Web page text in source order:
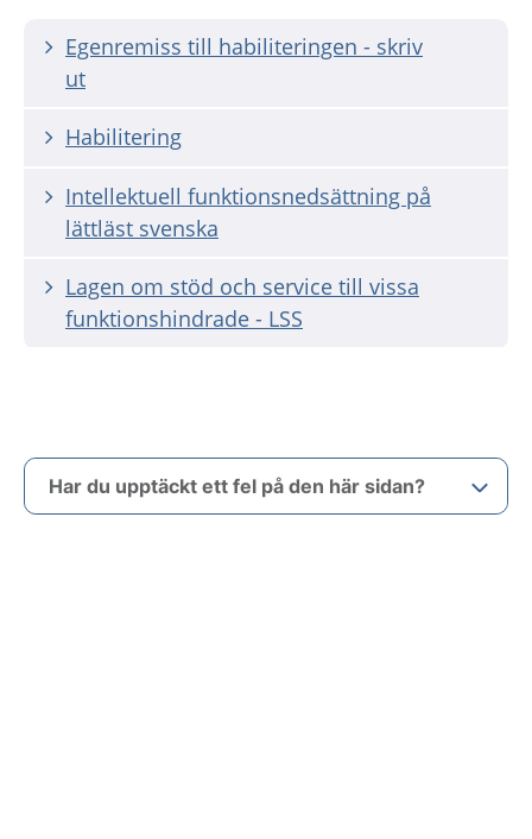
Egenremiss till habiliteringen - skriv
ut
Habilitering
Intellektuell funktionsnedsättning på
lättläst svenska
Lagen om stöd och service till vissa
funktionshindrade - LSS
Har du upptäckt ett fel på den här sidan?